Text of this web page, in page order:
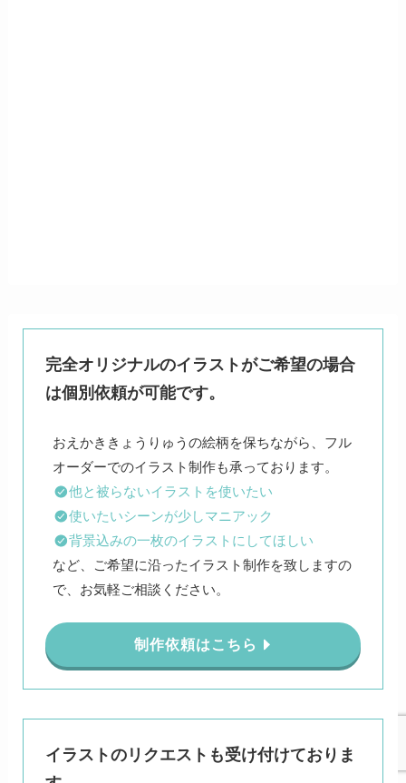
完全オリジナルのイラストがご希望の場合
は個別依頼が可能です。
おえかききょうりゅうの絵柄を保ちながら、フル
他と被らないイラストを使いたい
使いたいシーンが少しマニアック
背景込みの一枚のイラストにしてほしい
など、ご希望に沿ったイラスト制作を致しますの
で、お気軽ご相談ください。
制作依頼はこちら
イラストのリクエストも受け付けておりま